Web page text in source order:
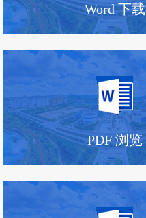
Word 下载
PDF 浏览